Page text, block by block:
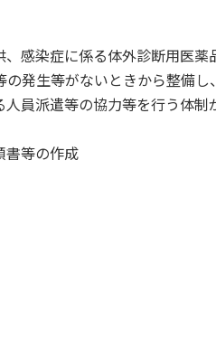
感染症に係る体外診断用医
発生等がないときから整備し
員派遣等の協力等を行う体制
書等の作成